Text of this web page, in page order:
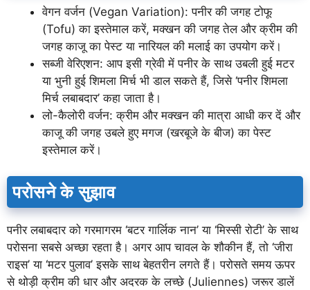
वेगन वर्जन (Vegan Variation): पनीर की जगह टोफू
(Tofu) का इस्तेमाल करें, मक्खन की जगह तेल और क्रीम की
जगह काजू का पेस्ट या नारियल की मलाई का उपयोग करें।
सब्जी वेरिएशन: आप इसी ग्रेवी में पनीर के साथ उबली हुई मटर
या भुनी हुई शिमला मिर्च भी डाल सकते हैं, जिसे ‘पनीर शिमला
मिर्च लबाबदार’ कहा जाता है।
लो-कैलोरी वर्जन: क्रीम और मक्खन की मात्रा आधी कर दें और
काजू की जगह उबले हुए मगज (खरबूजे के बीज) का पेस्ट
इस्तेमाल करें।
परोसने के सुझाव
पनीर लबाबदार को गरमागरम ‘बटर गार्लिक नान’ या ‘मिस्सी रोटी’ के साथ
परोसना सबसे अच्छा रहता है। अगर आप चावल के शौकीन हैं, तो ‘जीरा
राइस’ या ‘मटर पुलाव’ इसके साथ बेहतरीन लगते हैं। परोसते समय ऊपर
से थोड़ी क्रीम की धार और अदरक के लच्छे (Juliennes) जरूर डालें